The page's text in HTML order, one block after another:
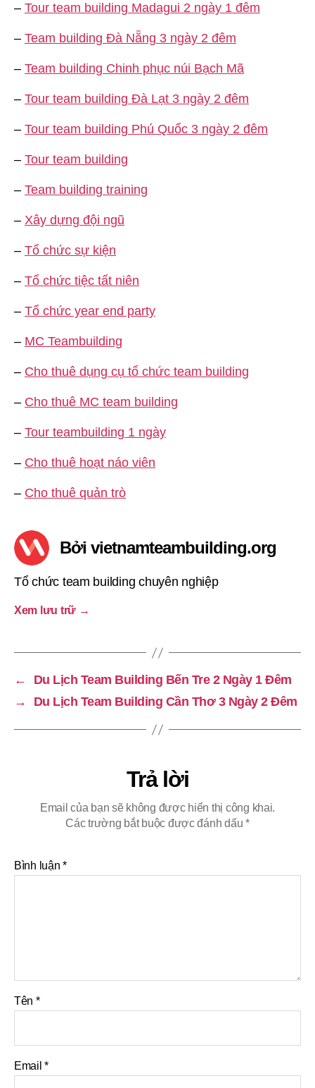
– Tour team building Madagui 2 ngày 1 đêm
– Team building Đà Nẵng 3 ngày 2 đêm
– Team building Chinh phục núi Bạch Mã
– Tour team building Đà Lạt 3 ngày 2 đêm
– Tour team building Phú Quốc 3 ngày 2 đêm
– Tour team building
– Team building training
– Xây dựng đội ngũ
– Tổ chức sự kiện
– Tổ chức tiệc tất niên
– Tổ chức year end party
– MC Teambuilding
– Cho thuê dụng cụ tổ chức team building
– Cho thuê MC team building
– Tour teambuilding 1 ngày
– Cho thuê hoạt náo viên
– Cho thuê quản trò
Bởi vietnamteambuilding.org
Tổ chức team building chuyên nghiệp
Xem lưu trữ →
←
Du Lịch Team Building Bến Tre 2 Ngày 1 Đêm
→
Du Lịch Team Building Cần Thơ 3 Ngày 2 Đêm
Trả lời
Email của bạn sẽ không được hiển thị công khai.
Các trường bắt buộc được đánh dấu*
Bình luận*
Tên *
Email*